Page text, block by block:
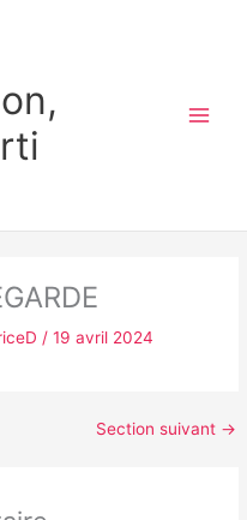
/19 avril 2024
Section suivant →